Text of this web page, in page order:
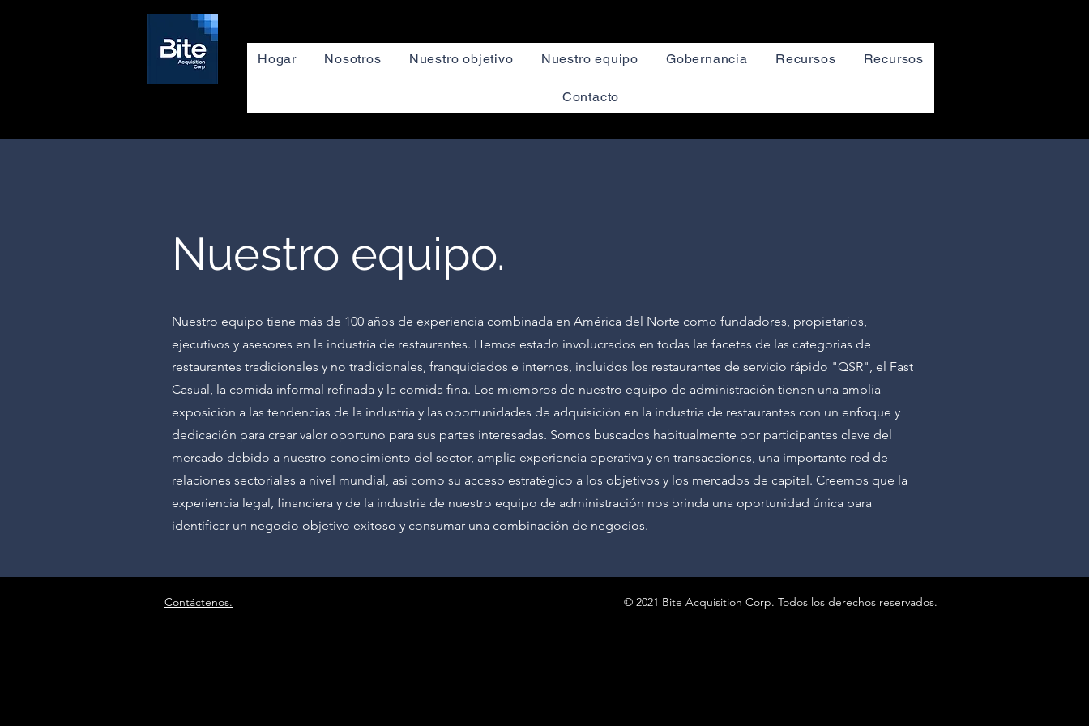
Hogar Nosotros Nuestro objetivo Nuestro equipo Gobernancia Recursos Recursos
Contacto
Nuestro equipo.
Nuestro equipo tiene más de 100 años de experiencia combinada en América del Norte como fundadores, propietarios,
ejecutivos y asesores en la industria de restaurantes. Hemos estado involucrados en todas las facetas de las categorías de
restaurantes tradicionales y no tradicionales, franquiciados e internos, incluidos los restaurantes de servicio rápido "QSR", el Fast
Casual, la comida informal refinada y la comida fina. Los miembros de nuestro equipo de administración tienen una amplia
exposición a las tendencias de la industria y las oportunidades de adquisición en la industria de restaurantes con un enfoque y
dedicación para crear valor oportuno para sus partes interesadas. Somos buscados habitualmente por participantes clave del
mercado debido a nuestro conocimiento del sector, amplia experiencia operativa y en transacciones, una importante red de
relaciones sectoriales a nivel mundial, así como su acceso estratégico a los objetivos y los mercados de capital. Creemos que la
experiencia legal, financiera y de la industria de nuestro equipo de administración nos brinda una oportunidad única para
identificar un negocio objetivo exitoso y consumar una combinación de negocios.
Contáctenos. © 2021 Bite Acquisition Corp. Todos los derechos reservados.